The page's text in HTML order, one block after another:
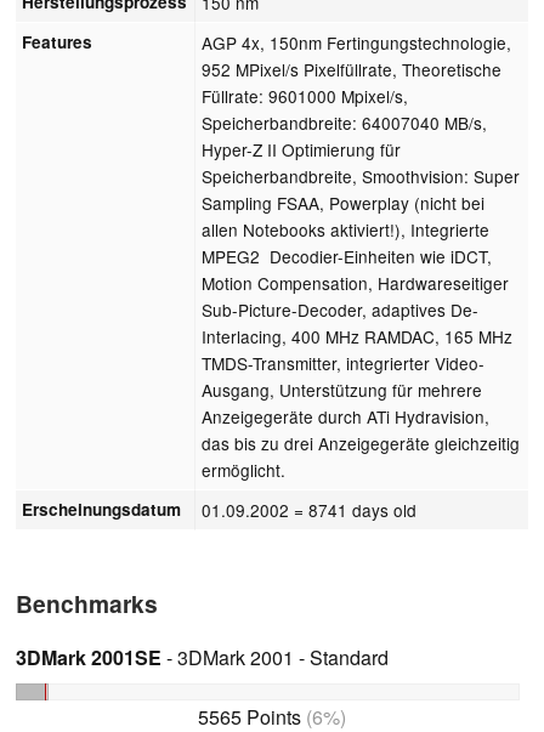
Features
AGP 4x, 150nm Fertingungstechnologie,
952 MPixel/s Pixelfüllrate, Theoretische
Füllrate: 9601000 Mpixel/s,
Speicherbandbreite: 64007040 MB/s,
Hyper-Z II Optimierung für
Speicherbandbreite, Smoothvision: Super
Sampling FSAA, Powerplay (nicht bei
allen Notebooks aktiviert!), Integrierte
MPEG2 Decodier-Einheiten wie iDCT,
Motion Compensation, Hardwareseitiger
Sub-Picture-Decoder, adaptives De-
Interlacing, 400 MHz RAMDAC, 165 MHz
TMDS-Transmitter, integrierter Video-
Ausgang, Unterstützung für mehrere
Anzeigegeräte durch ATi Hydravision,
das bis zu drei Anzeigegeräte gleichzeitig
ermöglicht.
Erscheinungsdatum 01.09.2002 = 8741 days old
Benchmarks
3DMark 2001SE - 3DMark 2001 - Standard
5565 Points (6%)